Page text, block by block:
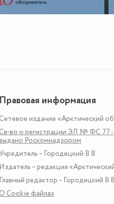
Правовая информация
издание «Арктический
во о регистрации ЭЛ № ФС 77 -
Роскомнадзором
– Городецкий В.В.
Издатель – редакция
Главный редактор – Городецкий
Сookie файлах